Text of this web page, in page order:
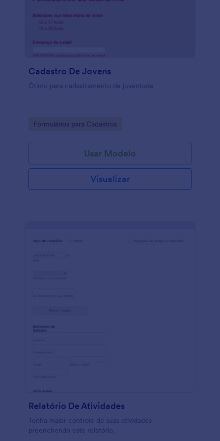
Cadastro De Jovens
Ótimo para cadastramento de juventude
Go to Category:
Formulários para Cadastros
Usar Modelo
Visualizar
Relatório De Atividades
Tenha maior controle de suas atividades
preenchendo este relatório.